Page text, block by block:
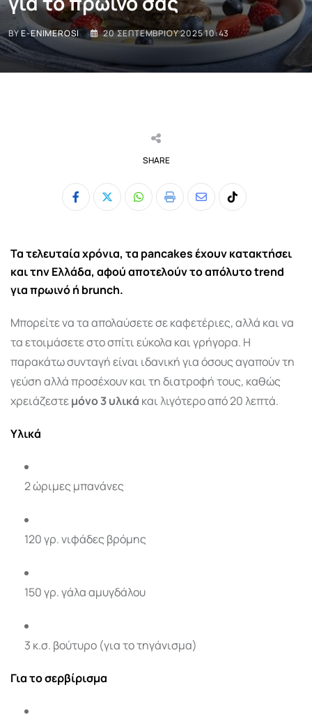
BYE-ENIMEROSI 20 ΣΕΠΤΕΜΒΡΊΟΥ 2025 10:43
SHARE
Whatsapp
Print
ShareTiktok
Τα τελευταία χρόνια, τα pancakesέχουν κατακτήσει
και την Ελλάδα, αφού αποτελούν το απόλυτο trend
για πρωινό ή brunch.
Μπορείτε να τα απολαύσετε σε καφετέριες, αλλά και να
τα ετοιμάσετε στο σπίτι εύκολα και γρήγορα. Η
παρακάτω συνταγή είναι ιδανική για όσους αγαπούν τη
γεύση αλλά προσέχουν και τη διατροφή τους, καθώς
χρειάζεστεμόνο 3 υλικά και λιγότερο από 20 λεπτά.
Υλικά
2 ώριμες μπανάνες
120 γρ. νιφάδες βρόμης
150 γρ. γάλα αμυγδάλου
3 κ.σ. βούτυρο (για το τηγάνισμα)
Για το σερβίρισμα